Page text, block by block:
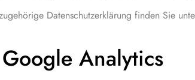
Datenschutzerklärung finden Sie
Analytics